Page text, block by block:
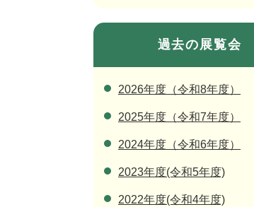
過去の展覧会
2026年度（令和8年度）
2025年度（令和7年度）
2024年度（令和6年度）
2023年度(令和5年度)
2022年度(令和4年度)